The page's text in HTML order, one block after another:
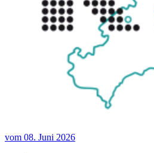
vom 08. Juni 2026